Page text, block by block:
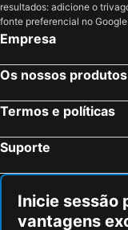
resultados: adicione o
fonte preferencial no
Empresa
Os nossos produtos
Termos e políticas
Suporte
Inicie sessão
vantagens